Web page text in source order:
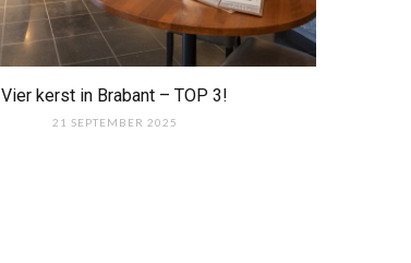
Vier kerst in Brabant – TOP 3!
21 SEPTEMBER 2025